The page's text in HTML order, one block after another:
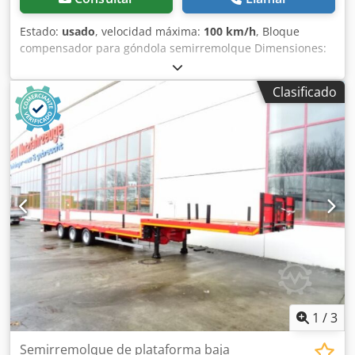
15.04.2020 * ITV: 04/2027 * Inspección de seguridad (SP):
10/2026 Nueva ITV/Inspección de seguridad, así como
modificaciones de peso (reducción o aumento) son
posibles bajo petición. ----Incluso después de la compra,
no le abandonamos: Le ayudamos a obtener matrículas de
exportación o temporales. También es posible el traslado
de su vehículo dentro de Alemania. No dude en
contactarnos, ¡estaremos encantados de ayudarle!
Hablamos alemán, inglés y ruso. Todos los datos son sin
garantía. Reservado el derecho a modificaciones, errores,
errores de impresión y redacción, así como a venta previa.-
---Sobre nosotros: Leible Nutzfahrzeuge es una empresa
familiar con sede en Kehl am Rhein. Durante muchos
años, hemos representado la experiencia, la fiabilidad y la
competencia en el ámbito de la preparación y la venta de
vehículos comerciales. Nuestra fortaleza reside en la
compra y venta de vehículos comerciales nuevos y usados.
En nuestra propiedad de aproximadamente 11.000 m²,
encontrará una amplia selección de vehículos para
diferentes aplicaciones. Para nosotros, no solo importa el
vehículo, sino también el servicio que hay detrás. La
Estado: usado, velocidad máxima: 100 km/h, Bloque
compensador para góndola semirremolque Dimensiones:
ver fotos ##### ¡POR FAVOR LLAME – NO ENVÍE EMAILS!
Chodszridgepfx Ag Toa #####
Clasificado
1 /3
Semirremolque de plataforma baja